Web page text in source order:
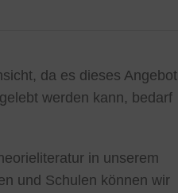
da es dieses Angebot
werden kann, bedarf
in unserem
und Schulen können wir